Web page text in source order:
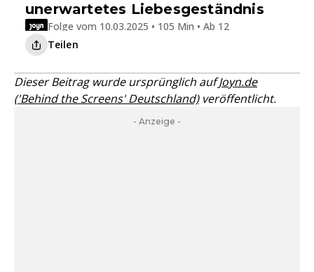
unerwartetes Liebesgeständnis
Folge vom 10.03.2025 • 105 Min • Ab 12
Teilen
Dieser Beitrag wurde ursprünglich aufJoyn.de
('Behind the Screens' Deutschland)veröffentlicht.
- Anzeige -